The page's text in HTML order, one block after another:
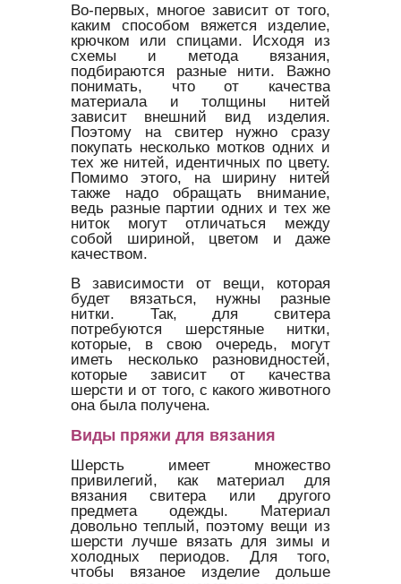
Во-первых, многое зависит от того,
каким способом вяжется изделие,
крючком или спицами. Исходя из
схемы и метода вязания,
подбираются разные нити. Важно
понимать, что от качества
материала и толщины нитей
зависит внешний вид изделия.
Поэтому на свитер нужно сразу
покупать несколько мотков одних и
тех же нитей, идентичных по цвету.
Помимо этого, на ширину нитей
также надо обращать внимание,
ведь разные партии одних и тех же
ниток могут отличаться между
собой шириной, цветом и даже
качеством.
В зависимости от вещи, которая
будет вязаться, нужны разные
нитки. Так, для свитера
потребуются шерстяные нитки,
которые, в свою очередь, могут
иметь несколько разновидностей,
которые зависит от качества
шерсти и от того, с какого животного
она была получена.
Виды пряжи для вязания
Шерсть имеет множество
привилегий, как материал для
вязания свитера или другого
предмета одежды. Материал
довольно теплый, поэтому вещи из
шерсти лучше вязать для зимы и
холодных периодов. Для того,
чтобы вязаное изделие дольше